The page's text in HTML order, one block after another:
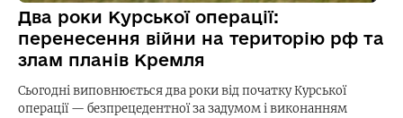
Два роки Курської операції:
перенесення війни на територію рф та
злам планів Кремля
Сьогодні виповнюється два роки від початку Курської
операції — безпрецедентної за задумом і виконанням